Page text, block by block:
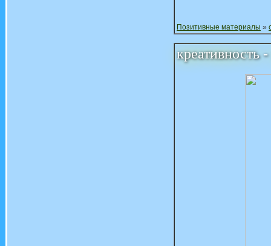
Позитивные материалы »
креативность